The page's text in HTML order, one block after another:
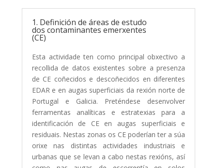
1. Definición de áreas de estudo
dos contaminantes emerxentes
(CE)
Esta actividade ten como principal obxectivo a
recollida de datos existentes sobre a presenza
de CE coñecidos e descoñecidos en diferentes
EDAR e en augas superficiais da rexión norte de
Portugal e Galicia. Preténdese desenvolver
ferramentas analíticas e estratexias para a
identificación de CE en augas superficiais e
residuais. Nestas zonas os CE poderían ter a súa
orixe nas distintas actividades industriais e
urbanas que se levan a cabo nestas rexións, así